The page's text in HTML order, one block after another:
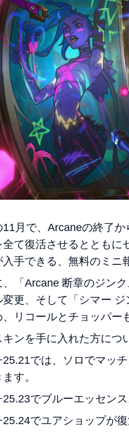
11月で、Arcaneの終了
全て復活させるとともに
入手できる、無料のミニ
、「Arcane 断章のジン
変更、そして「シマー
、リコールとチョッパー
キンを手に入れた方につ
25.21では、ソロでマッ
す。
でブルーエッセンス
でユアショップが復